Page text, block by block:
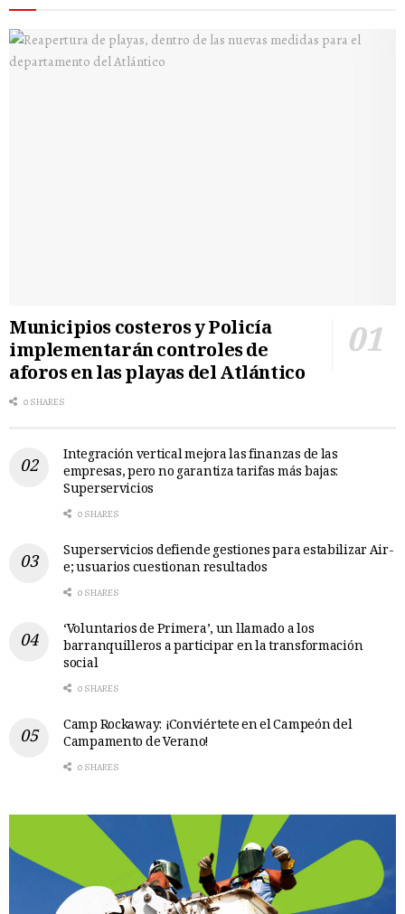
Municipios costeros y Policía
implementarán controles de
aforos en las playas del Atlántico
0 SHARES
Integración vertical mejora las finanzas de las
empresas, pero no garantiza tarifas más bajas:
Superservicios
0 SHARES
Superservicios defiende gestiones para estabilizar Air-
e; usuarios cuestionan resultados
0 SHARES
‘Voluntarios de Primera’, un llamado a los
barranquilleros a participar en la transformación
social
0 SHARES
Camp Rockaway: ¡Conviértete en el Campeón del
Campamento de Verano!
0 SHARES